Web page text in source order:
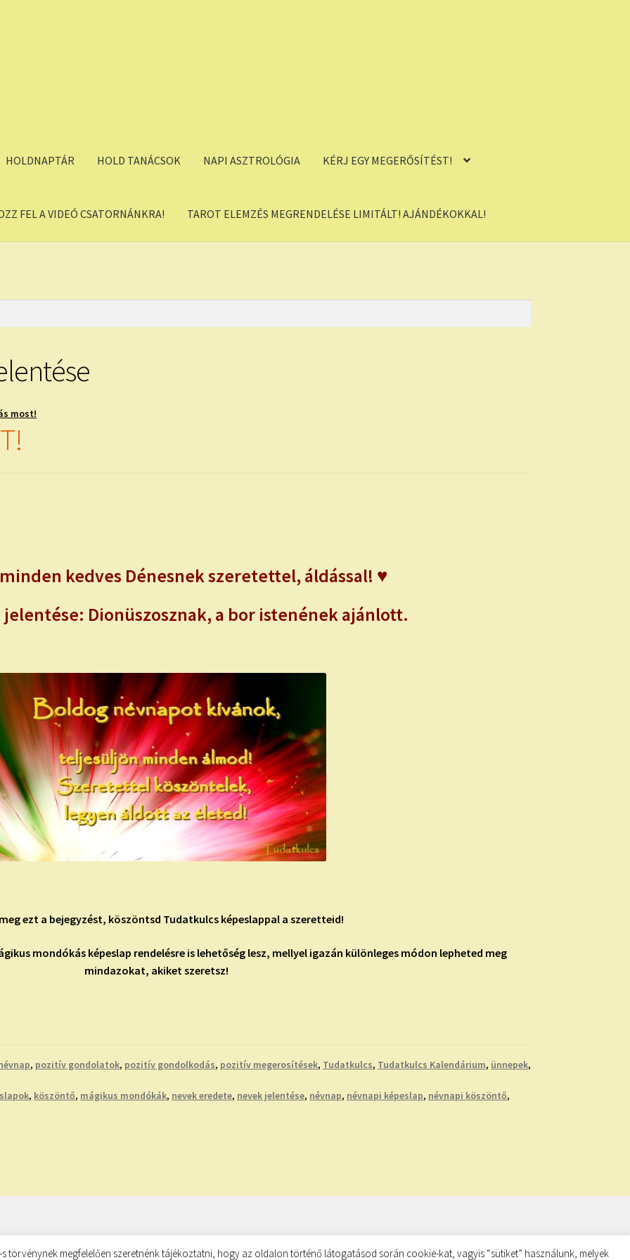
HOLDNAPTÁR HOLD TANÁCSOK NAPI ASZTROLÓGIA KÉRJ EGY MEGERŐSÍTÉST!
FEL A VIDEÓ CSATORNÁNKRA! TAROT ELEMZÉS MEGRENDELÉSE LIMITÁLT! AJÁNDÉKOKKAL!
most!
kedves Dénesnek szeretettel, áldással! ♥
Dionüszosznak, a bor istenének ajánlott.
ezt a bejegyzést, köszöntsd Tudatkulcs képeslappal a szeretteid!
mondókás képeslap rendelésre is lehetőség lesz, mellyel igazán különleges módon lepheted meg
mindazokat, akiket szeretsz!
, pozitív gondolatok, pozitív gondolkodás, pozitív megerosítések, Tudatkulcs, Tudatkulcs Kalendárium, ünnepek,
, köszöntő, mágikus mondókák, nevek eredete, nevek jelentése, névnap, névnapi képeslap, névnapi köszöntő,
törvénynek megfelelően szeretnénk tájékoztatni, hogy az oldalon történő látogatásod során cookie-kat, vagyis “sütiket” használunk, melyek